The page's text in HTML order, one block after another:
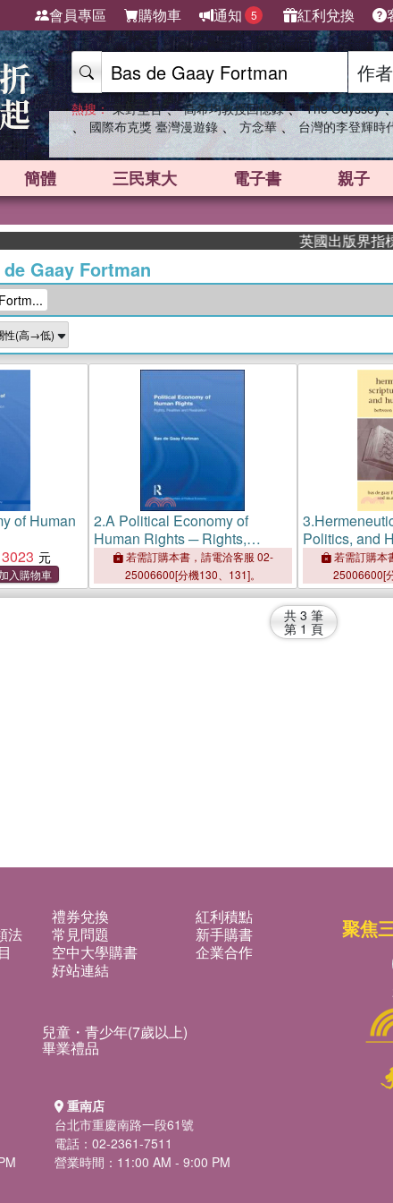
會員專區 購物車 通知 5 紅利兌換
熱搜： 東野圭吾 、 高希均教授回憶錄 、 The Odyssey
、 國際布克獎 臺灣漫遊錄 、 方念華 、 台灣的李登輝時
簡體 三民東大 電子書 親子
英國出版界指標
Gaay Fortman
of Human
3023
2.A Political Economy of
Human Rights ─ Rights,
Realities and Realization
若需訂購本書，請電洽客服 02-
25006600[分機130、131]。
3.
Politics, and
Between
若需訂購本
25006600[
共 3 筆
第 1 頁
禮券兌換
紅利積點
法 常見問題
新手購書
空中大學購書
企業合作
好站連結
兒童・青少年(7歲以上)
畢業禮品
重南店
台北市重慶南路一段61號
電話：02-2361-7511
營業時間：11:00 AM - 9:00 PM
聚焦